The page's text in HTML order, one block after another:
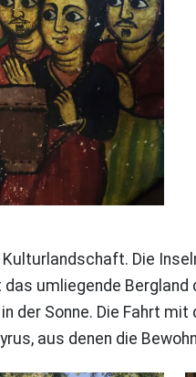
Die
umliegende
Sonne. Die Fahrt
aus denen die